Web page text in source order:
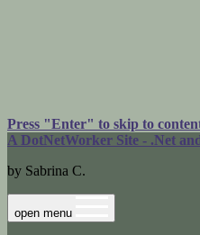
Press "Enter" to skip to
A DotNetWorker Site - .Net
by Sabrina C.
open menu